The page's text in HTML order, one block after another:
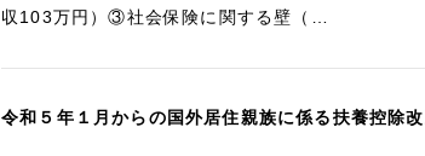
収103万円）③社会保険に関する壁（…
令和５年１月からの国外居住親族に係る扶養控除